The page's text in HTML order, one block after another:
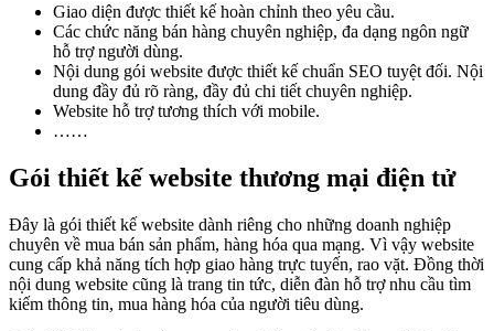
Giao diện được thiết kế hoàn chỉnh theo yêu cầu.
Các chức năng bán hàng chuyên nghiệp, đa dạng ngôn ngữ
hỗ trợ người dùng.
Nội dung gói website được thiết kế chuẩn SEO tuyệt đối. Nội
dung đầy đủ rõ ràng, đầy đủ chi tiết chuyên nghiệp.
Website hỗ trợ tương thích với mobile.
……
Gói thiết kế website thương mại điện tử
Đây là gói thiết kế website dành riêng cho những doanh nghiệp
chuyên về mua bán sản phẩm, hàng hóa qua mạng. Vì vậy website
cung cấp khả năng tích hợp giao hàng trực tuyến, rao vặt. Đồng thời
nội dung website cũng là trang tin tức, diễn đàn hỗ trợ nhu cầu tìm
kiếm thông tin, mua hàng hóa của người tiêu dùng.